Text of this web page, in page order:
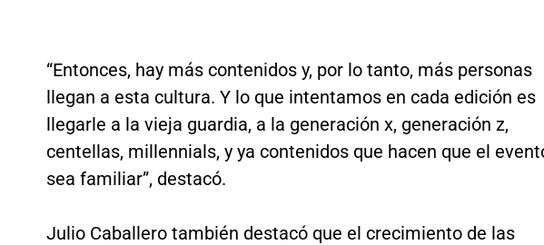
“Entonces, hay más contenidos y, por lo tanto, más personas
llegan a esta cultura. Y lo que intentamos en cada edición es
llegarle a la vieja guardia, a la generación x, generación z,
centellas, millennials, y ya contenidos que hacen que el
sea familiar”, destacó.
Julio Caballero también destacó que el crecimiento de las